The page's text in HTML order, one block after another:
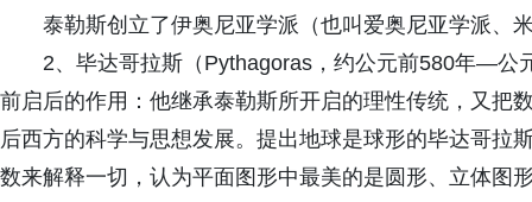
泰勒斯创立了伊奥尼亚学派（也叫爱奥尼亚学派、
2、毕达哥拉斯（Pythagoras，约公元前580年—公
前启后的作用：他继承泰勒斯所开启的理性传统，又把
后西方的科学与思想发展。提出地球是球形的毕达哥拉
数来解释一切，认为平面图形中最美的是圆形、立体图